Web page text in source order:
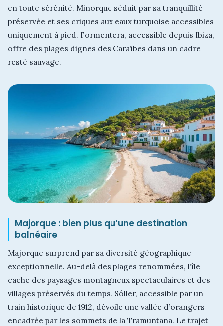
en toute sérénité. Minorque séduit par sa tranquillité
préservée et ses criques aux eaux turquoise accessibles
uniquement à pied. Formentera, accessible depuis Ibiza,
offre des plages dignes des Caraïbes dans un cadre
resté sauvage.
Majorque : bien plus qu’une destination
balnéaire
Majorque surprend par sa diversité géographique
exceptionnelle. Au-delà des plages renommées, l’île
cache des paysages montagneux spectaculaires et des
villages préservés du temps. Sóller, accessible par un
train historique de 1912, dévoile une vallée d’orangers
encadrée par les sommets de la Tramuntana. Le trajet